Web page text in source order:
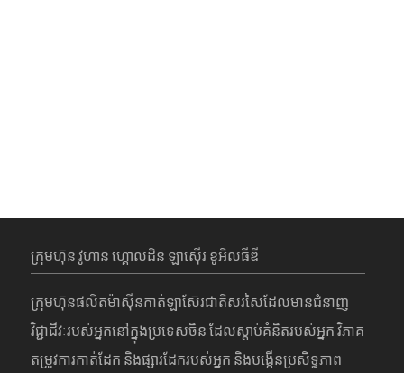
ក្រុមហ៊ុន វូហាន ហ្គោលដិន ឡាស៊ើរ ខូអិលធីឌី
ក្រុមហ៊ុនផលិតម៉ាស៊ីនកាត់ឡាស៊ែរជាតិសរសៃដែលមានជំនាញ
វិជ្ជាជីវៈរបស់អ្នកនៅក្នុងប្រទេសចិន ដែលស្តាប់គំនិតរបស់អ្នក វិភាគ
តម្រូវការកាត់ដែក និងផ្សារដែករបស់អ្នក និងបង្កើនប្រសិទ្ធភាព